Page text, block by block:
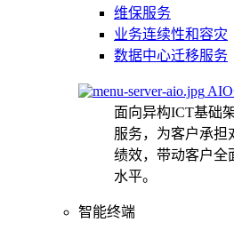
维保服务
业务连续性和容灾
数据中心迁移服务
面向异构ICT基础
服务，为客户承担
绩效，带动客户全
水平。
智能终端